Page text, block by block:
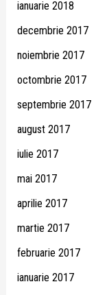
ianuarie 2018
decembrie 2017
noiembrie 2017
octombrie 2017
septembrie 2017
august 2017
iulie 2017
mai 2017
aprilie 2017
martie 2017
februarie 2017
ianuarie 2017